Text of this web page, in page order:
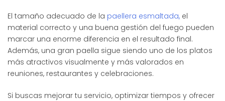
El tamaño adecuado de la paellera esmaltada, el
material correcto y una buena gestión del fuego pueden
marcar una enorme diferencia en el resultado final.
Además, una gran paella sigue siendo uno de los platos
más atractivos visualmente y más valorados en
reuniones, restaurantes y celebraciones.
Si buscas mejorar tu servicio, optimizar tiempos y ofrecer